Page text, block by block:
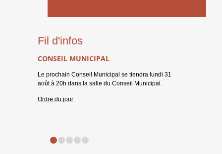
Fil d'infos
CONSEIL MUNICIPAL
Le prochain Conseil Municipal se tiendra lundi 31
août à 20h dans la salle du Conseil Municipal.
Ordre du jour